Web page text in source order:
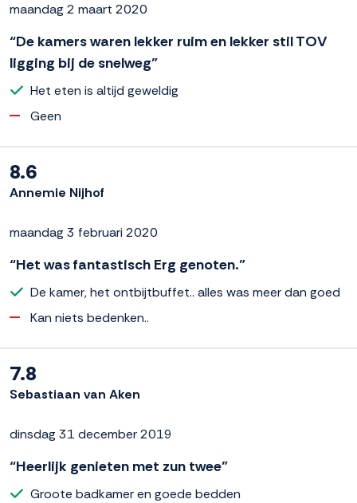
maandag 2 maart 2020
“De kamers waren lekker ruim en lekker stil TOV
ligging bij de snelweg”
Het eten is altijd geweldig
Geen
8.6
Annemie Nijhof
maandag 3 februari 2020
“Het was fantastisch Erg genoten.”
De kamer, het ontbijtbuffet.. alles was meer dan goed
Kan niets bedenken..
7.8
Sebastiaan van Aken
dinsdag 31 december 2019
“Heerlijk genieten met zun twee”
Groote badkamer en goede bedden